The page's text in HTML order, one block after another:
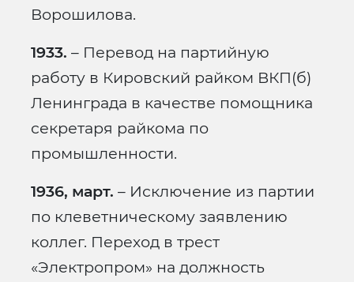
Ворошилова.
1933. – Перевод на партийную
работу в Кировский райком ВКП(б)
Ленинграда в качестве помощника
секретаря райкома по
промышленности.
1936, март. – Исключение из партии
по клеветническому заявлению
коллег. Переход в трест
«Электропром» на должность